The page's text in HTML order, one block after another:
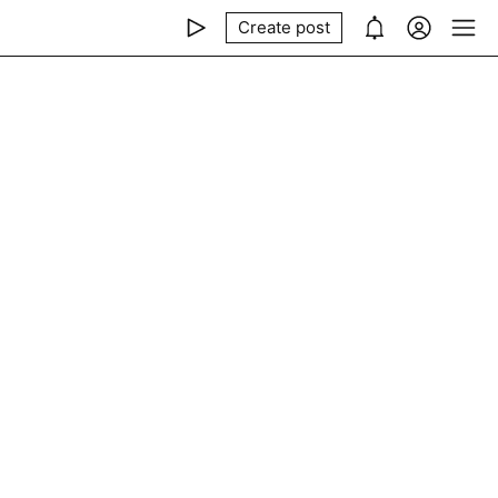
Create post